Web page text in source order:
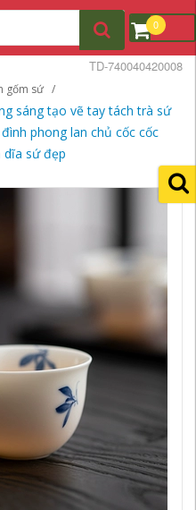
0
gốm sứ
sáng tạo vẽ tay tách trà sứ
phong lan chủ cốc cốc
dĩa sứ đẹp
TD-740040420008